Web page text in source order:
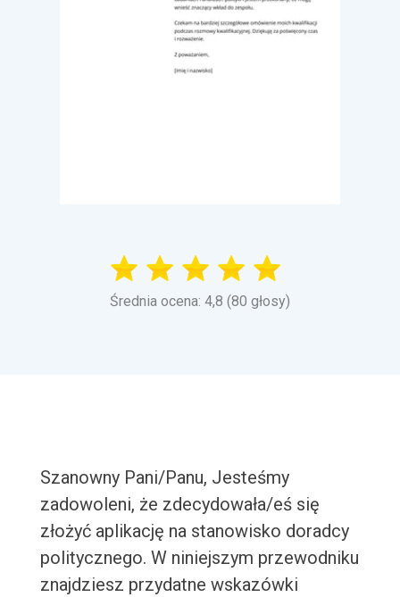
Średnia ocena: 4,8 (80 głosy)
Szanowny Pani/Panu, Jesteśmy
zadowoleni, że zdecydowała/eś się
złożyć aplikację na stanowisko doradcy
politycznego. W niniejszym przewodniku
znajdziesz przydatne wskazówki